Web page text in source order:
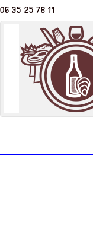
06 35 25 78 11